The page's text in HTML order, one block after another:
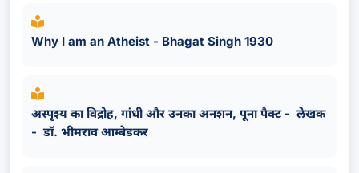
Why I am an Atheist - Bhagat Singh 1930
अस्पृश्य का विद्रोह, गांधी और उनका अनशन, पूना पैक्ट - लेखक
- डॉ. भीमराव आम्बेडकर